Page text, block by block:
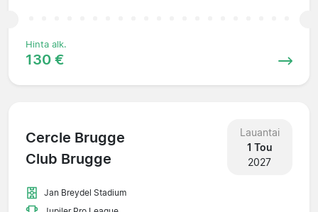
Hinta alk.
130 €
Cercle Brugge
Club Brugge
Lauantai
1 Tou
2027
Jan Breydel Stadium